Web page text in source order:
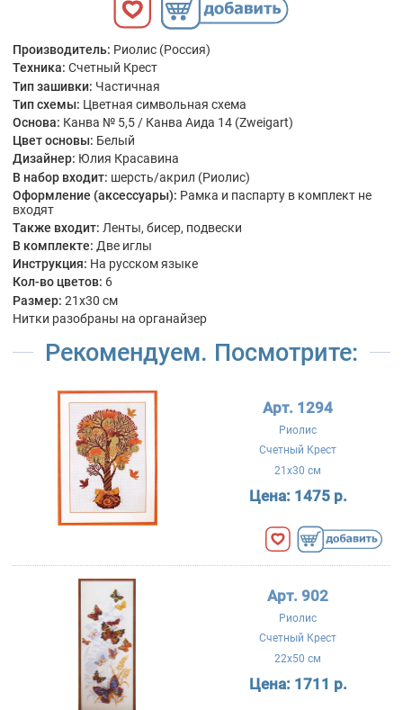
Производитель: Риолис (Россия)
Техника: Счетный Крест
Тип зашивки: Частичная
Тип схемы: Цветная символьная схема
Основа: Канва № 5,5 / Канва Аида 14 (Zweigart)
Цвет основы: Белый
Дизайнер: Юлия Красавина
В набор входит: шерсть/акрил (Риолис)
Оформление (аксессуары): Рамка и паспарту в комплект не
входят
Также входит: Ленты, бисер, подвески
В комплекте: Две иглы
Инструкция: На русском языке
Кол-во цветов: 6
Размер: 21x30 см
Нитки разобраны на органайзер
Рекомендуем. Посмотрите:
Арт. 1294
Риолис
Счетный Крест
21x30 см
Цена: 1475 р.
Арт. 902
Риолис
Счетный Крест
22x50 см
Цена: 1711 р.